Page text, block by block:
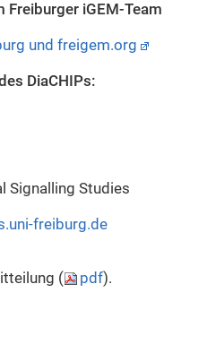
iGEM-Team
und freigem.org
DiaCHIPs:
Signalling Studies
freiburg.de
( pdf).